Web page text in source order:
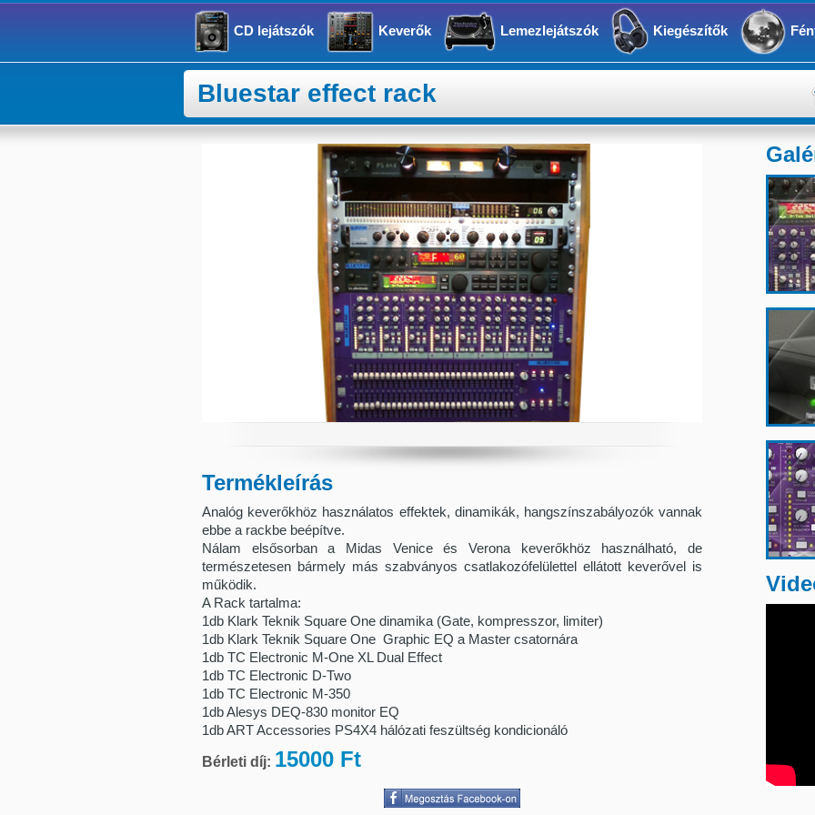
CD lejátszók Keverők Lemezlejátszók Kiegészítők
Bluestar effect rack
Termékleírás
Analóg keverőkhöz használatos effektek, dinamikák, hangszínszabályozók vannak
ebbe a rackbe beépítve.
Nálam elsősorban a Midas Venice és Verona keverőkhöz használható, de
természetesen bármely más szabványos csatlakozófelülettel ellátott keverővel is
működik.
A Rack tartalma:
1db Klark Teknik Square One dinamika (Gate, kompresszor, limiter)
1db Klark Teknik Square One Graphic EQ a Master csatornára
1db TC Electronic M-One XL Dual Effect
1db TC Electronic D-Two
1db TC Electronic M-350
1db Alesys DEQ-830 monitor EQ
1db ART Accessories PS4X4 hálózati feszültség kondicionáló
Bérleti díj: 15000 Ft